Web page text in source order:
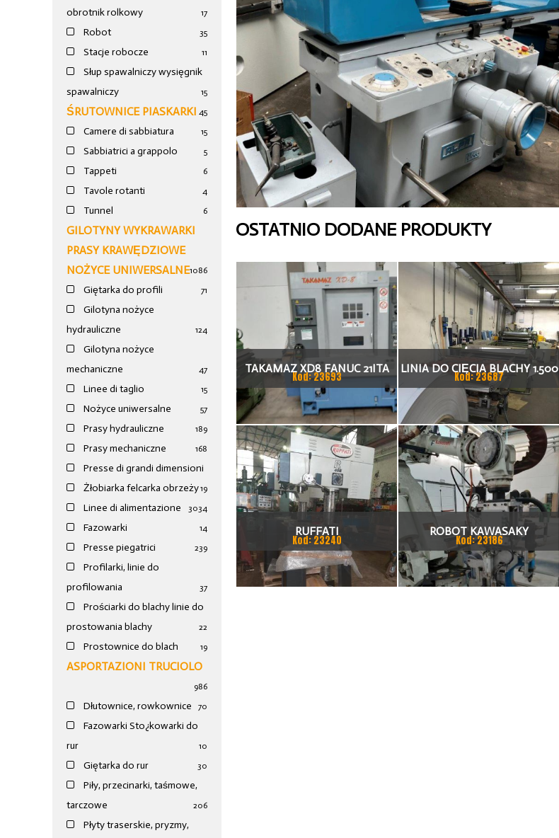
obrotnik rolkowy
17
Robot 35
Stacje robocze 11
Słup spawalniczy wysięgnik
spawalniczy
15
ŚRUTOWNICE PIASKARKI 45
Camere di sabbiatura 15
Sabbiatrici a grappolo 5
Tappeti 6
Tavole rotanti 4
Tunnel 6
GILOTYNY WYKRAWARKI
PRASY KRAWĘDZIOWE
NOŻYCE UNIWERSALNE1086
Giętarka do profili 71
Gilotyna nożyce
hydrauliczne
124
Gilotyna nożyce
mechaniczne
47
Linee di taglio 15
Nożyce uniwersalne 57
Prasy hydrauliczne 189
Prasy mechaniczne 168
Presse di grandi dimensioni
19
Żłobiarka felcarka obrzeży
34
Linee di alimentazione 30
Fazowarki 14
Presse piegatrici 239
Profilarki, linie do
profilowania
37
Prościarki do blachy linie do
prostowania blachy
22
Prostownice do blach 19
ASPORTAZIONI TRUCIOLO
986
Dłutownice, rowkownice 70
Fazowarki Sto¿kowarki do
rur
10
Giętarka do rur 30
Piły, przecinarki, taśmowe,
tarczowe
206
Płyty traserskie, pryzmy,
OSTATNIO DODANE PRODUKTY
TAKAMAZ XD8 FANUC 21ITA
TOKARKA CNC
Kod: 23693
LINIA DO CIĘCIA BLACHY 1.500
X 1,5 (2,5) MM
Kod: 23687
RUFFATI
Kod: 23240
ROBOT KAWASAKY
Kod: 23186